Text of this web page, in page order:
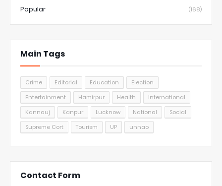
Popular (168)
Main Tags
Crime Editorial Education
Election
Entertainment
Hamirpur Health
International
Kannauj
Kanpur Lucknow National
Social
Supreme Cort
Tourism UP unnao
Contact Form